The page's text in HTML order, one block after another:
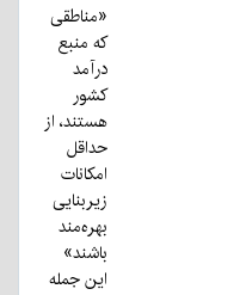
«مناطقی
که منبع
درآمد
کشور
هستند، از
حداقل
امکانات
زیربنایی
بهره‌مند
باشند»
این جمله